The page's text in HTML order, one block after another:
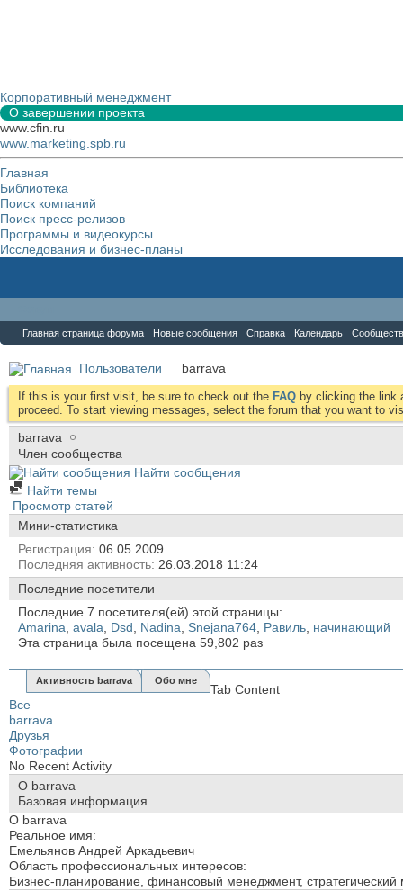
Корпоративный менеджмент
О завершении проекта
www.cfin.ru
www.marketing.spb.ru
Главная
Библиотека
Поиск компаний
Поиск пресс-релизов
Программы и видеокурсы
Исследования и бизнес-планы
Главная страница форума Новые сообщения Справка Календарь
Пользователи barrava
If this is your first visit, be sure to check out the FAQ by clicking the link
proceed. To start viewing messages, select the forum that you want to
barrava
Член сообщества
Найти сообщения
Найти темы
Просмотр статей
Мини-статистика
Регистрация 06.05.2009
Последняя активность 26.03.2018 11:24
Последние посетители
Последние 7 посетителя(ей) этой страницы:
Amarina, avala, Dsd, Nadina, Snejana764, Равиль, начинающий
Эта страница была посещена 59,802 раз
Активность barrava Обо мне
Tab Content
Все
barrava
Друзья
Фотографии
No Recent Activity
О barrava
Базовая информация
О barrava
Реальное имя:
Емельянов Андрей Аркадьевич
Область профессиональных интересов:
Бизнес-планирование, финансовый менеджмент,